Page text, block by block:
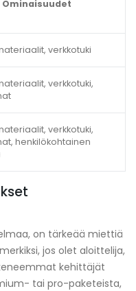
Ominaisuudet
verkkotuki
verkkotuki,
verkkotuki,
henkilökohtainen
on tärkeää miettiä
jos olet aloittelija,
kehittäjät
tai pro-paketeista,